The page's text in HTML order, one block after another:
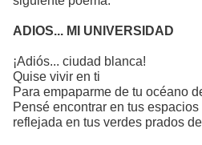
ADIOS... MI UNIVERSIDAD
¡Adiós... ciudad blanca!
Quise vivir en ti
Para empaparme de tu océano
Pensé encontrar en tus
reflejada en tus verdes prados